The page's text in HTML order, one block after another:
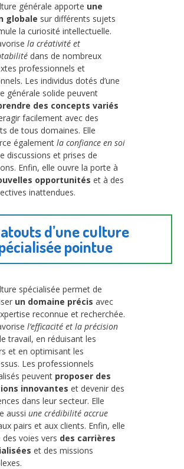
générale apporte une
globale sur différents sujets
la curiosité intellectuelle.
la créativité et
dans de nombreux
professionnels et
Les individus dotés d’une
générale solide peuvent
des concepts variés
facilement avec des
de tous domaines. Elle
également la confiance en soi
discussions et prises de
Enfin, elle ouvre la porte à
opportunités et à des
inattendues.
d’une culture
pointue
spécialisée permet de
un domaine précis avec
reconnue et recherchée.
l’efficacité et la précision
travail, en réduisant les
et en optimisant les
Les professionnels
peuvent proposer des
innovantes et devenir des
dans leur secteur. Elle
aussi une crédibilité accrue
pairs et aux clients. Enfin, elle
des voies vers des carrières
et des missions